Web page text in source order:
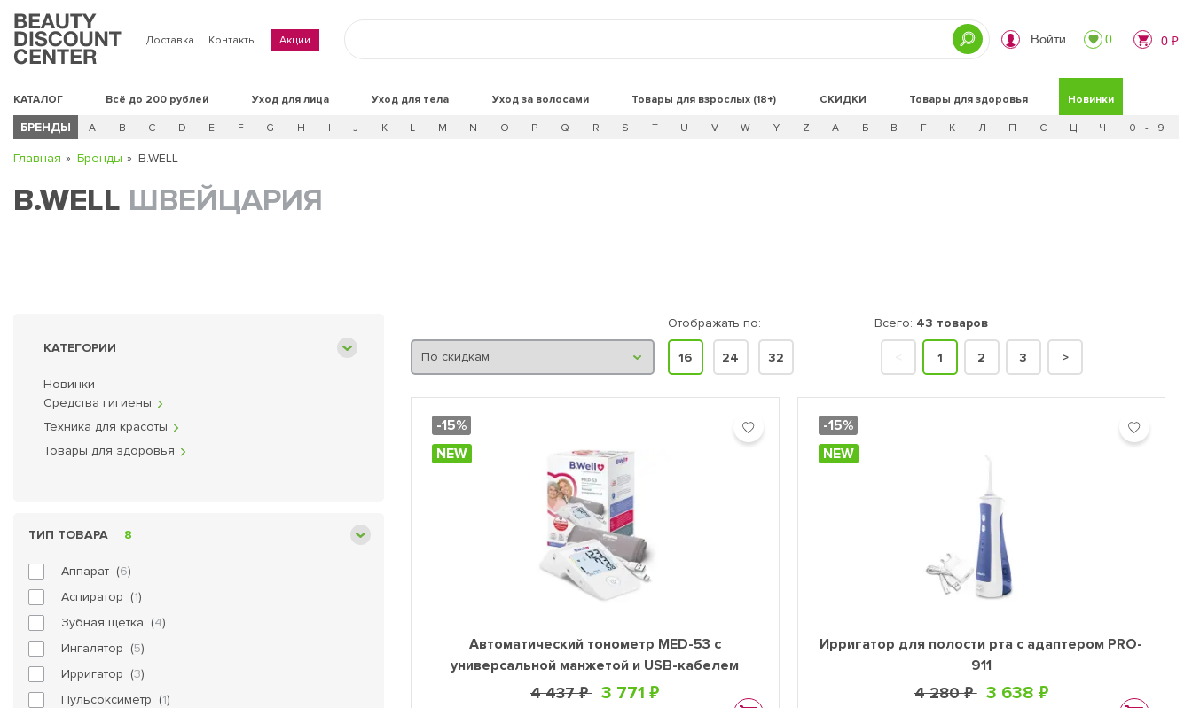
Доставка Контакты Акции Войти 0 0 ₽
КАТАЛОГ Всё до 200 рублей Уход для лица Уход для тела Уход за волосами Товары для взрослых (18+) СКИДКИ Новинки
Товары для здоровья
БРЕНДЫ A B C D E F G H I J K L M N O P Q R S T U V W Y Z А Б В Г К Л П С Ц Ч 0 - 9
Главная Бренды B.WELL
B.WELL ШВЕЙЦАРИЯ
КАТЕГОРИИ
Новинки
Средства гигиены
Техника для красоты
Товары для здоровья
ТИП ТОВАРА 8
Аппарат (6)
Аспиратор (1)
Зубная щетка (4)
Ингалятор (5)
Ирригатор (3)
Пульсоксиметр (1)
Отображать по:
16 24 32
Всего: 43 товаров
1 2 3 >
-15%
NEW
Автоматический тонометр MED-53 с
универсальной манжетой и USB-кабелем
4 437 ₽ 3 771 ₽
-15%
NEW
Ирригатор для полости рта с адаптером PRO-
911
4 280 ₽ 3 638 ₽